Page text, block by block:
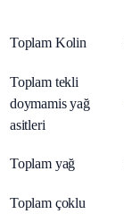
Toplam Kolin
Toplam tekli
doymamis yağ
asitleri
Toplam yağ
Toplam çoklu